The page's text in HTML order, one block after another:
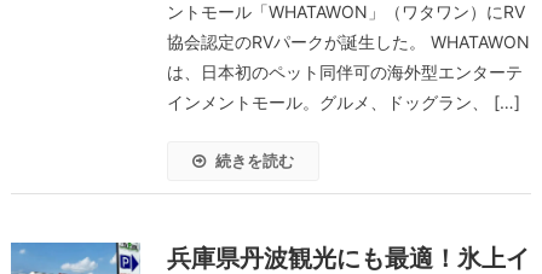
ントモール「WHATAWON」（ワタワン）にRV
協会認定のRVパークが誕生した。 WHATAWON
は、日本初のペット同伴可の海外型エンターテ
インメントモール。グルメ、ドッグラン、 […]
続きを読む
兵庫県丹波観光にも最適！氷上イ